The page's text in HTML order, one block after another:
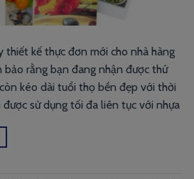
thiết kế thực đơn mới cho nhà hàng
bảo rằng bạn đang nhận được thứ
kéo dài tuổi thọ bền đẹp với thời
được sử dụng tối đa liên tục với nhựa